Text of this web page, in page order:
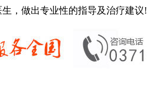
，做出专业性的指导及治疗建议!